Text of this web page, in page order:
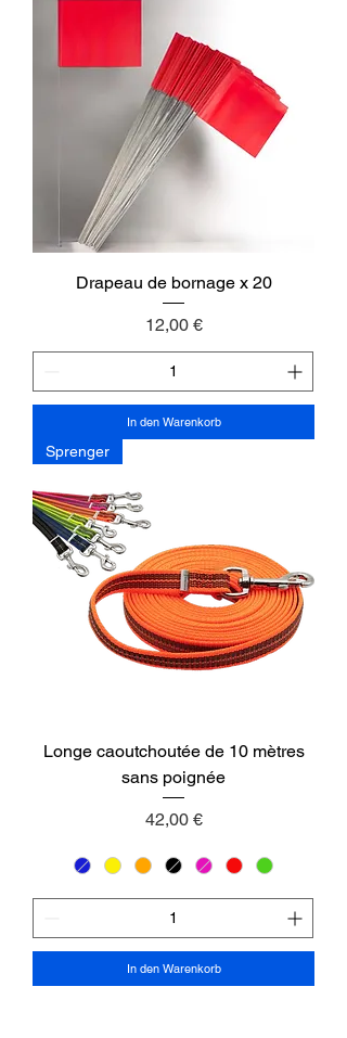
Drapeau de bornage x 20
Preis
12,00 €
In den Warenkorb
Sprenger
Longe caoutchoutée de 10 mètres
sans poignée
Preis
42,00 €
In den Warenkorb